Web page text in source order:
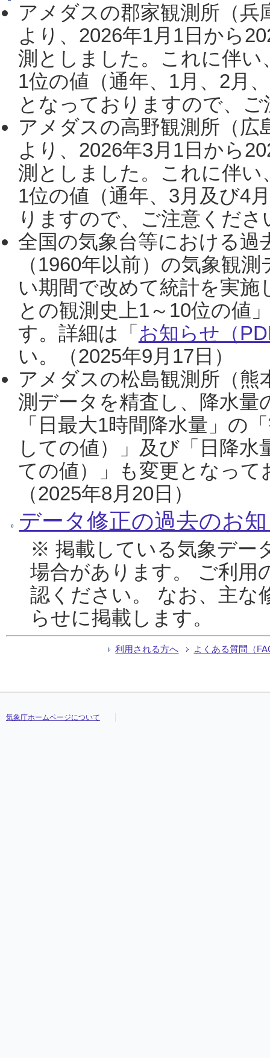
アメダスの郡家観測所（
より、2026年1月1日から
測としました。これに伴い
1位の値（通年、1月、2月
となっておりますので、
アメダスの高野観測所（
より、2026年3月1日から
測としました。これに伴い
1位の値（通年、3月及び4
りますので、ご注意くだ
全国の気象台等における過
（1960年以前）の気象観
い期間で改めて統計を実
との観測史上1～10位の値
す。詳細は「 お知らせ（
い。（2025年9月17日）
アメダスの松島観測所（熊
測データを精査し、降水
「日最大1時間降水量」の
しての値）」及び「日降
ての値）」も変更となっ
（2025年8月20日）
データ修正の過去のお
※ 掲載している気象デー
場合があります。 ご利用
認ください。 なお、主な
らせに掲載します。
利用される方へ よくある質問（
気象庁ホームページについて